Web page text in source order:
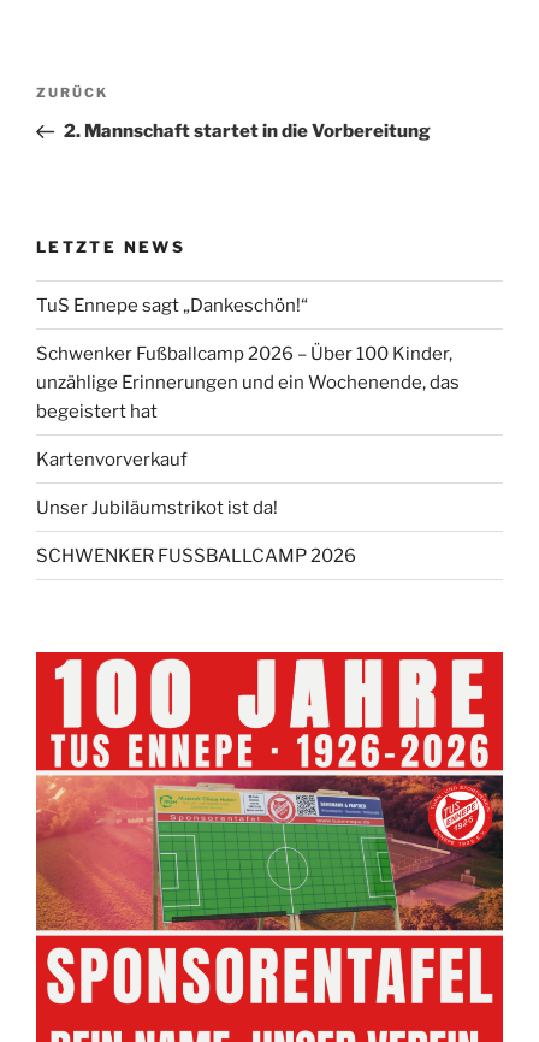
Beitragsnavigation
Vorheriger
Beitrag
ZURÜCK
2. Mannschaft startet in die Vorbereitung
LETZTE NEWS
TuS Ennepe sagt „Dankeschön!“
Schwenker Fußballcamp 2026 – Über 100 Kinder,
unzählige Erinnerungen und ein Wochenende, das
begeistert hat
Kartenvorverkauf
Unser Jubiläumstrikot ist da!
SCHWENKER FUSSBALLCAMP 2026